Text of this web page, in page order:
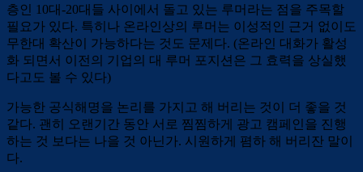
층인 10대-20대들 사이에서 돌고 있는 루머라는 점을 주목할
필요가 있다. 특히나 온라인상의 루머는 이성적인 근거 없이도
무한대 확산이 가능하다는 것도 문제다. (온라인 대화가 활성
화 되면서 이전의 기업의 대 루머 포지션은 그 효력을 상실했
다고도 볼 수 있다)
가능한 공식해명을 논리를 가지고 해 버리는 것이 더 좋을 것
같다. 괜히 오랜기간 동안 서로 찜찜하게 광고 캠페인을 진행
하는 것 보다는 나을 것 아닌가. 시원하게 폄하 해 버리잔 말이
다.